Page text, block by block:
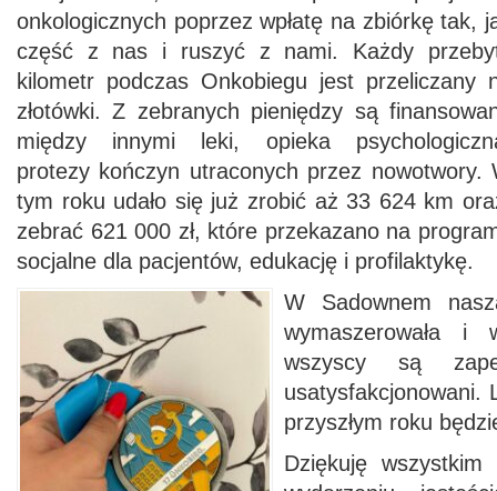
onkologicznych poprzez wpłatę na zbiórkę tak,
część z nas i ruszyć z nami. Każdy
kilometr podczas Onkobiegu jest przeliczany
złotówki. Z zebranych pieniędzy są
między innymi leki, opieka
protezy kończyn utraconych przez nowotwory.
tym roku udało się już zrobić aż 33 624 km
zebrać 621 000 zł, które przekazano na
socjalne dla pacjentów, edukację i profilaktykę.
W Sadownem
wymaszerowała
wszyscy są
usatysfakcjonowani.
przyszłym roku
Dziękuję